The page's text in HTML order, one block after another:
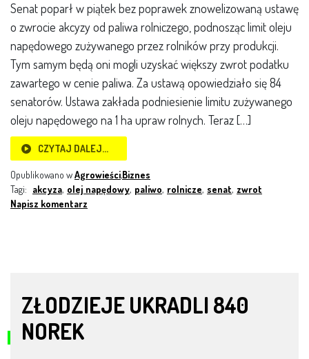
Senat poparł w piątek bez poprawek znowelizowaną ustawę
o zwrocie akcyzy od paliwa rolniczego, podnosząc limit oleju
napędowego zużywanego przez rolników przy produkcji.
Tym samym będą oni mogli uzyskać większy zwrot podatku
zawartego w cenie paliwa. Za ustawą opowiedziało się 84
senatorów. Ustawa zakłada podniesienie limitu zużywanego
oleju napędowego na 1 ha upraw rolnych. Teraz […]
CZYTAJ DALEJ…
Opublikowano wAgrowieści,Biznes
Tagi: akcyza, olej napędowy, paliwo, rolnicze, senat, zwrot
Napisz komentarz
ZŁODZIEJE UKRADLI 840
NOREK